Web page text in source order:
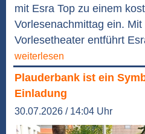
mit Esra Top zu einem
Vorlesenachmittag ein.
Vorlesetheater entführt
weiterlesen
Plauderbank ist ein
Einladung
30.07.2026 / 14:04 Uhr